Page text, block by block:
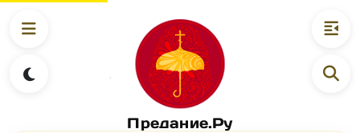
Предание.Ру